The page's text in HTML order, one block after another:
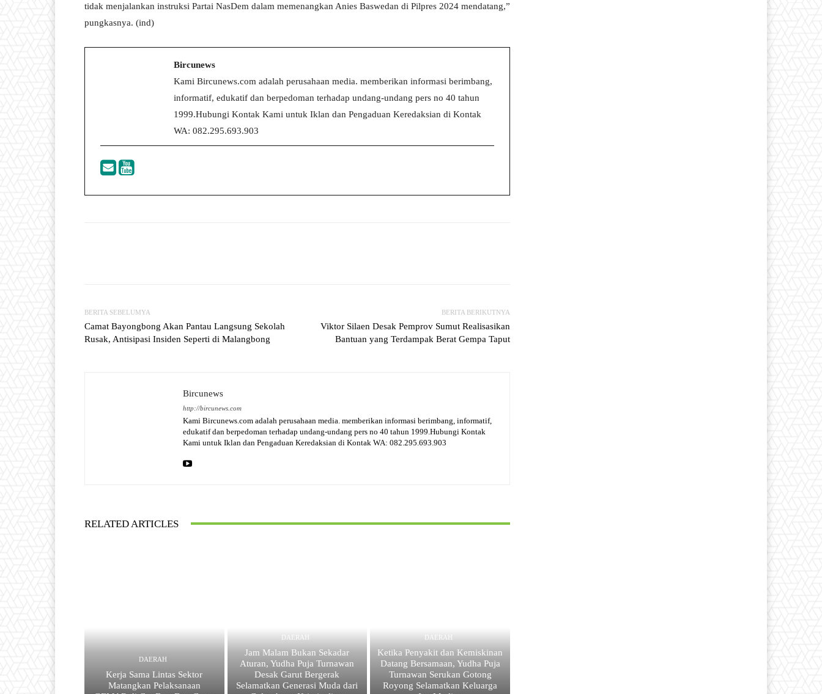
tidak menjalankan instruksi Partai NasDem dalam memenangkan Anies Baswedan di Pilpres 2024 mendatang,”
pungkasnya. (ind)
Bircunews
Kami Bircunews.com adalah perusahaan media. memberikan informasi berimbang,
informatif, edukatif dan berpedoman terhadap undang-undang pers no 40 tahun
1999.Hubungi Kontak Kami untuk Iklan dan Pengaduan Keredaksian di Kontak
WA: 082.295.693.903
BERITA SEBELUMYA
Camat Bayongbong Akan Pantau Langsung Sekolah
Rusak, Antisipasi Insiden Seperti di Malangbong
BERITA BERIKUTNYA
Viktor Silaen Desak Pemprov Sumut Realisasikan
Bantuan yang Terdampak Berat Gempa Taput
Bircunews
http://bircunews.com
Kami Bircunews.com adalah perusahaan media. memberikan informasi berimbang, informatif,
edukatif dan berpedoman terhadap undang-undang pers no 40 tahun 1999.Hubungi Kontak
Kami untuk Iklan dan Pengaduan Keredaksian di Kontak WA: 082.295.693.903
RELATED ARTICLES
DAERAH
Kerja Sama Lintas Sektor
Matangkan Pelaksanaan
DAERAH
Jam Malam Bukan Sekadar
Aturan, Yudha Puja Turnawan
Desak Garut Bergerak
Selamatkan Generasi Muda dari
DAERAH
Ketika Penyakit dan Kemiskinan
Datang Bersamaan, Yudha Puja
Turnawan Serukan Gotong
Royong Selamatkan Keluarga